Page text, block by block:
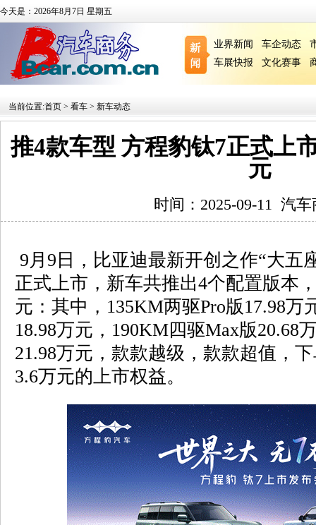
今天是：2026年8月7日 星期五
业界新闻 车企动态
车展快报
文化赛事
当前位置:首页 > 看车 > 新车动态
推4款车型 方程豹钛7正式上
元
时间：2025-09-11 汽车
9月9日，比亚迪最新开创之作“大
正式上市，新车共推出4个配置版本
元：其中，135KM两驱Pro版17.98万
18.98万元，190KM四驱Max版20.68
21.98万元，款款越级，款款超值，
3.6万元的上市权益。